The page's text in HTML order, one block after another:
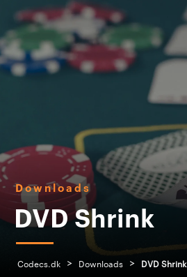
Downloads
DVD Shrink
Codecs.dk > Downloads > DVD Shrink